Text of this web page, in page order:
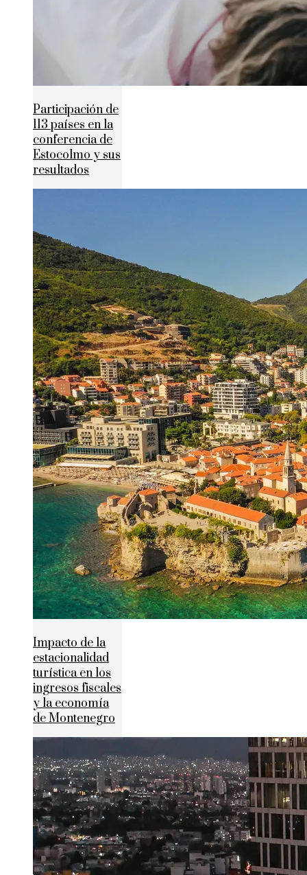
Participación de
113 países en la
conferencia de
Estocolmo y sus
resultados
Impacto de la
estacionalidad
turística en los
ingresos fiscales
y la economía
de Montenegro